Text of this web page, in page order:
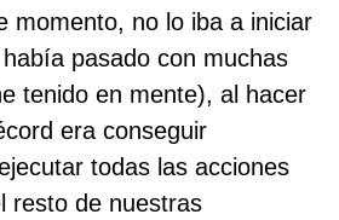
momento, no lo iba a iniciar
pasado con muchas
tenido en mente), al hacer
era conseguir
todas las acciones
resto de nuestras